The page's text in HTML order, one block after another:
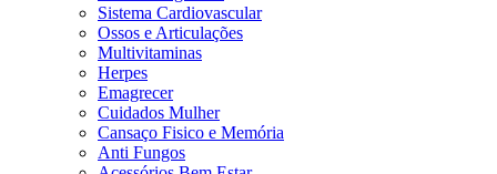
Sistema Cardiovascular
Ossos e Articulações
Multivitaminas
Herpes
Emagrecer
Cuidados Mulher
Cansaço Fisico e Memória
Anti Fungos